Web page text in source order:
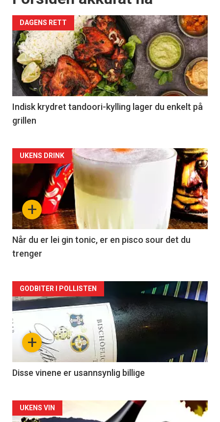
DAGENS RETT
Indisk krydret tandoori-kylling lager du enkelt på
grillen
Forsiden
akkurat
nå
-
2
+
UKENS DRINK
Når du er lei gin tonic, er en pisco sour det du
trenger
Forsiden
akkurat
nå
3
+
GODBITER I POLLISTEN
Disse vinene er usannsynlig billige
Forsiden
UKENS VIN